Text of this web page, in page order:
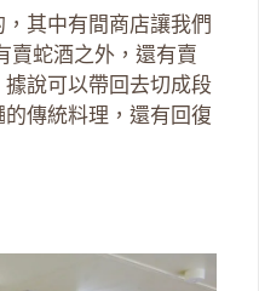
其中有間商店讓我們
賣蛇酒之外，還有賣
說可以帶回去切成段
傳統料理，還有回復